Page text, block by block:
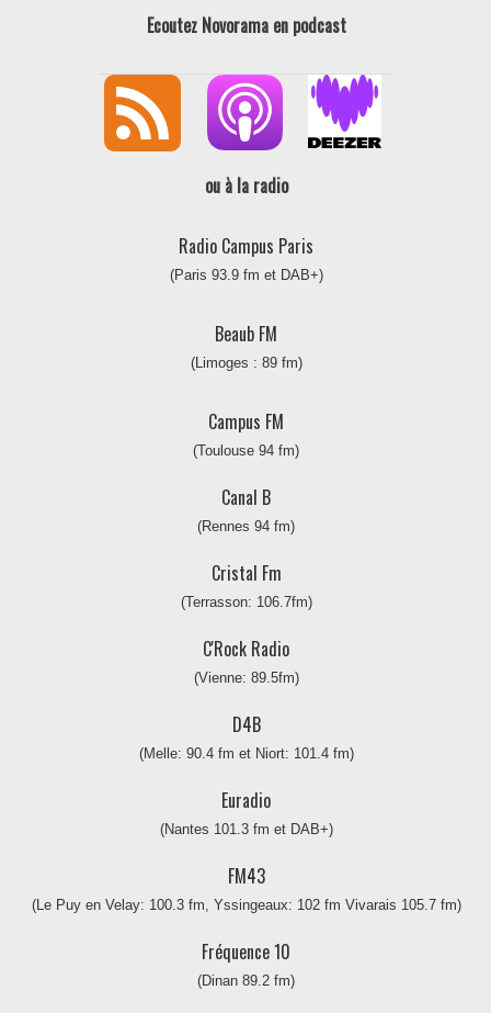
Ecoutez Novorama en podcast
ou à la radio
Radio Campus Paris
(Paris 93.9 fm et DAB+)
Beaub FM
(Limoges : 89 fm)
Campus FM
(Toulouse 94 fm)
Canal B
(Rennes 94 fm)
Cristal Fm
(Terrasson: 106.7fm)
C'Rock Radio
(Vienne: 89.5fm)
D4B
(Melle: 90.4 fm et Niort: 101.4 fm)
Euradio
(Nantes 101.3 fm et DAB+)
FM43
(Le Puy en Velay: 100.3 fm, Yssingeaux: 102 fm Vivarais 105.7 fm)
Fréquence 10
(Dinan 89.2 fm)